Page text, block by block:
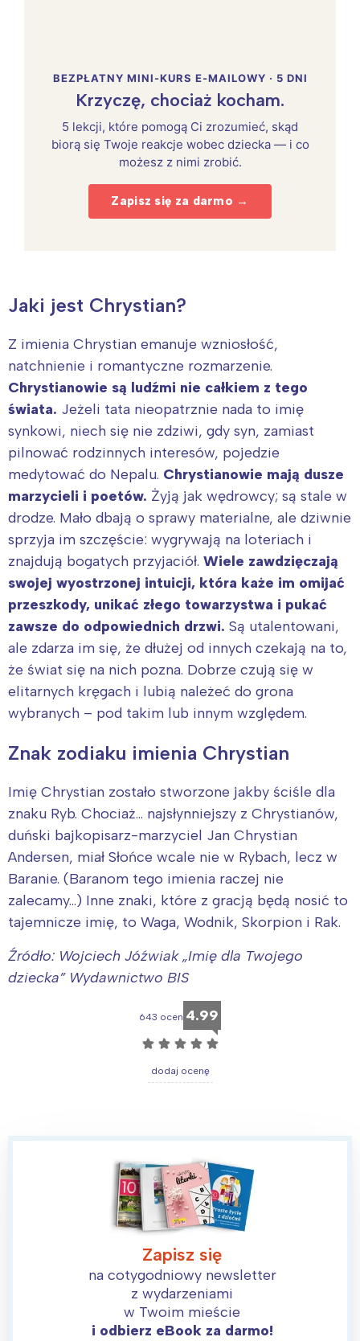
BEZPŁATNY MINI-KURS E-MAILOWY · 5 DNI
Krzyczę, chociaż kocham.
5 lekcji, które pomogą Ci zrozumieć, skąd
biorą się Twoje reakcje wobec dziecka — i co
możesz z nimi zrobić.
Zapisz się za darmo →
Jaki jest Chrystian?
Z imienia Chrystian emanuje wzniosłość,
natchnienie i romantyczne rozmarzenie.
Chrystianowie są ludźmi nie całkiem z tego
świata. Jeżeli tata nieopatrznie nada to imię
synkowi, niech się nie zdziwi, gdy syn, zamiast
pilnować rodzinnych interesów, pojedzie
medytować do Nepalu. Chrystianowie mają dusze
marzycieli i poetów. Żyją jak wędrowcy; są stale w
drodze. Mało dbają o sprawy materialne, ale dziwnie
sprzyja im szczęście: wygrywają na loteriach i
znajdują bogatych przyjaciół. Wiele zawdzięczają
swojej wyostrzonej intuicji, która każe im omijać
przeszkody, unikać złego towarzystwa i pukać
zawsze do odpowiednich drzwi. Są utalentowani,
ale zdarza im się, że dłużej od innych czekają na to,
że świat się na nich pozna. Dobrze czują się w
elitarnych kręgach i lubią należeć do grona
wybranych – pod takim lub innym względem.
Znak zodiaku imienia Chrystian
Imię Chrystian zostało stworzone jakby ściśle dla
znaku Ryb. Chociaż… najsłynniejszy z Chrystianów,
duński bajkopisarz-marzyciel Jan Chrystian
Andersen, miał Słońce wcale nie w Rybach, lecz w
Baranie. (Baranom tego imienia raczej nie
zalecamy…) Inne znaki, które z gracją będą nosić to
tajemnicze imię, to Waga, Wodnik, Skorpion i Rak.
Źródło: Wojciech Jóźwiak „Imię dla Twojego
dziecka” Wydawnictwo BIS
643 ocen 4.99
☆ ☆ ☆ ☆ ☆
dodaj ocenę
Zapisz się
na cotygodniowy newsletter
z wydarzeniami
w Twoim mieście
i odbierz eBook za darmo!
Interesują mnie wydarzenia z
tego regionu: